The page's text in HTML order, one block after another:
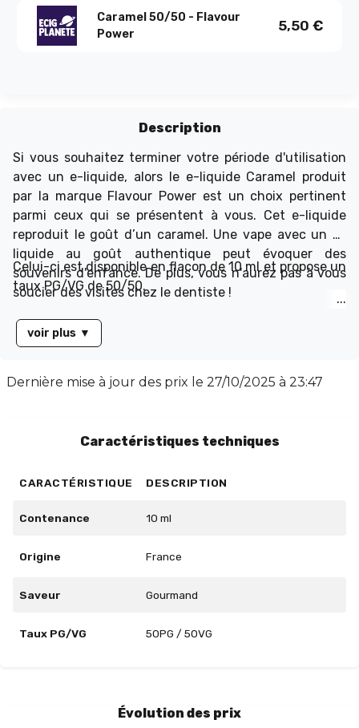
Caramel 50/50 - Flavour
Power
5,50 €
Description
Si vous souhaitez terminer votre période d'utilisation
avec un e-liquide, alors le e-liquide Caramel produit
par la marque Flavour Power est un choix pertinent
parmi ceux qui se présentent à vous. Cet e-liquide
reproduit le goût d’un caramel. Une vape avec un e-
liquide au goût authentique peut évoquer des
souvenirs d'enfance. De plus, vous n'aurez pas à vous
soucier des visites chez le dentiste !
Celui-ci est disponible en flacon de 10 ml et propose un
taux PG/VG de 50/50.
voir plus ▼
Dernière mise à jour des prix le 27/10/2025 à 23:47
Caractéristiques techniques
CARACTÉRISTIQUE DESCRIPTION
Contenance 10 ml
Origine France
Saveur Gourmand
Taux PG/VG 50PG / 50VG
Évolution des prix